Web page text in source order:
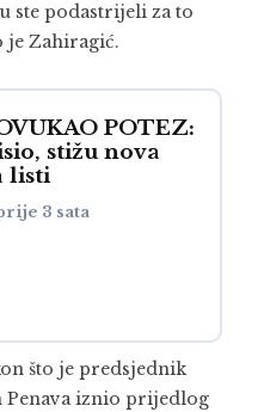
ste podastrijeli za to
je Zahiragić.
POTEZ:
stižu nova
listi
3 sata
što je predsjednik
iznio prijedlog